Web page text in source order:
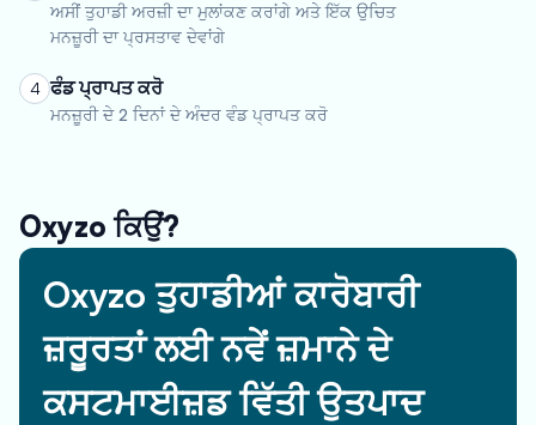
ਅਸੀਂ ਤੁਹਾਡੀ ਅਰਜ਼ੀ ਦਾ ਮੁਲਾਂਕਣ ਕਰਾਂਗੇ ਅਤੇ ਇੱਕ ਉਚਿਤ
ਮਨਜ਼ੂਰੀ ਦਾ ਪ੍ਰਸਤਾਵ ਦੇਵਾਂਗੇ
4 ਫੰਡ ਪ੍ਰਾਪਤ ਕਰੋ
ਮਨਜ਼ੂਰੀ ਦੇ 2 ਦਿਨਾਂ ਦੇ ਅੰਦਰ ਵੰਡ ਪ੍ਰਾਪਤ ਕਰੋ
Oxyzo ਕਿਉਂ?
Oxyzo ਤੁਹਾਡੀਆਂ ਕਾਰੋਬਾਰੀ
ਜ਼ਰੂਰਤਾਂ ਲਈ ਨਵੇਂ ਜ਼ਮਾਨੇ ਦੇ
ਕਸਟਮਾਈਜ਼ਡ ਵਿੱਤੀ ਉਤਪਾਦ